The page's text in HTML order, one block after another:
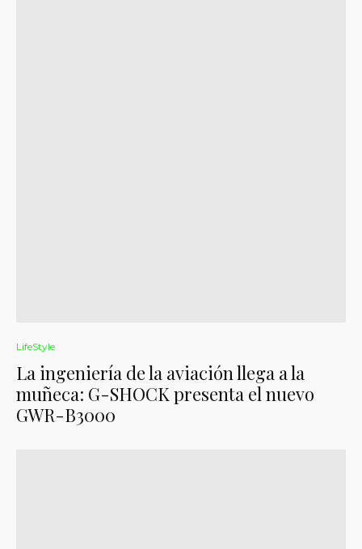
LifeStyle
La ingeniería de la aviación llega a la
muñeca: G-SHOCK presenta el nuevo
GWR-B3000